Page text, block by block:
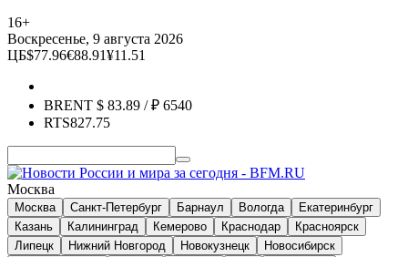
16+
Воскресенье, 9 августа 2026
ЦБ$77.96€88.91¥11.51
BRENT $ 83.89 / ₽ 6540
RTS827.75
Москва
Москва Санкт-Петербург Барнаул Вологда
Екатеринбург
Казань
Калининград Кемерово Краснодар
Красноярск
Липецк
Нижний Новгород Новокузнецк
Новосибирск